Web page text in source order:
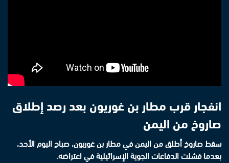
انفجار قرب مطار بن غوريون بعد رصد إطلاق
صاروخ من اليمن
سقط صاروخ أطلق من اليمن في مطار بن غوريون، صباح اليوم الأحد،
بعدما فشلت الدفاعات الجوية الإسرائيلية في اعتراضه.